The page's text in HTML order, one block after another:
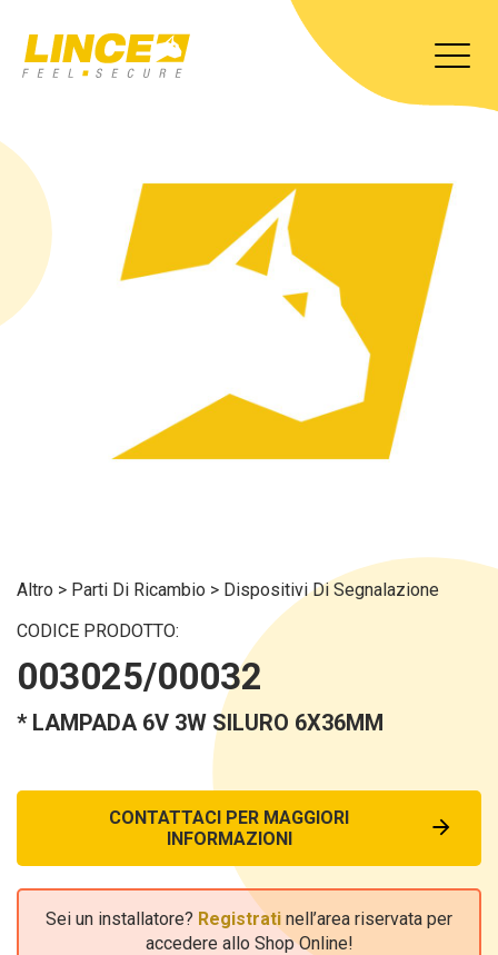
Altro > Parti Di Ricambio > Dispositivi Di Segnalazione
CODICE PRODOTTO:
003025/00032
* LAMPADA 6V 3W SILURO 6X36MM
CONTATTACI PER MAGGIORI
INFORMAZIONI
Sei un installatore? Registrati nell’area riservata per
accedere allo Shop Online!